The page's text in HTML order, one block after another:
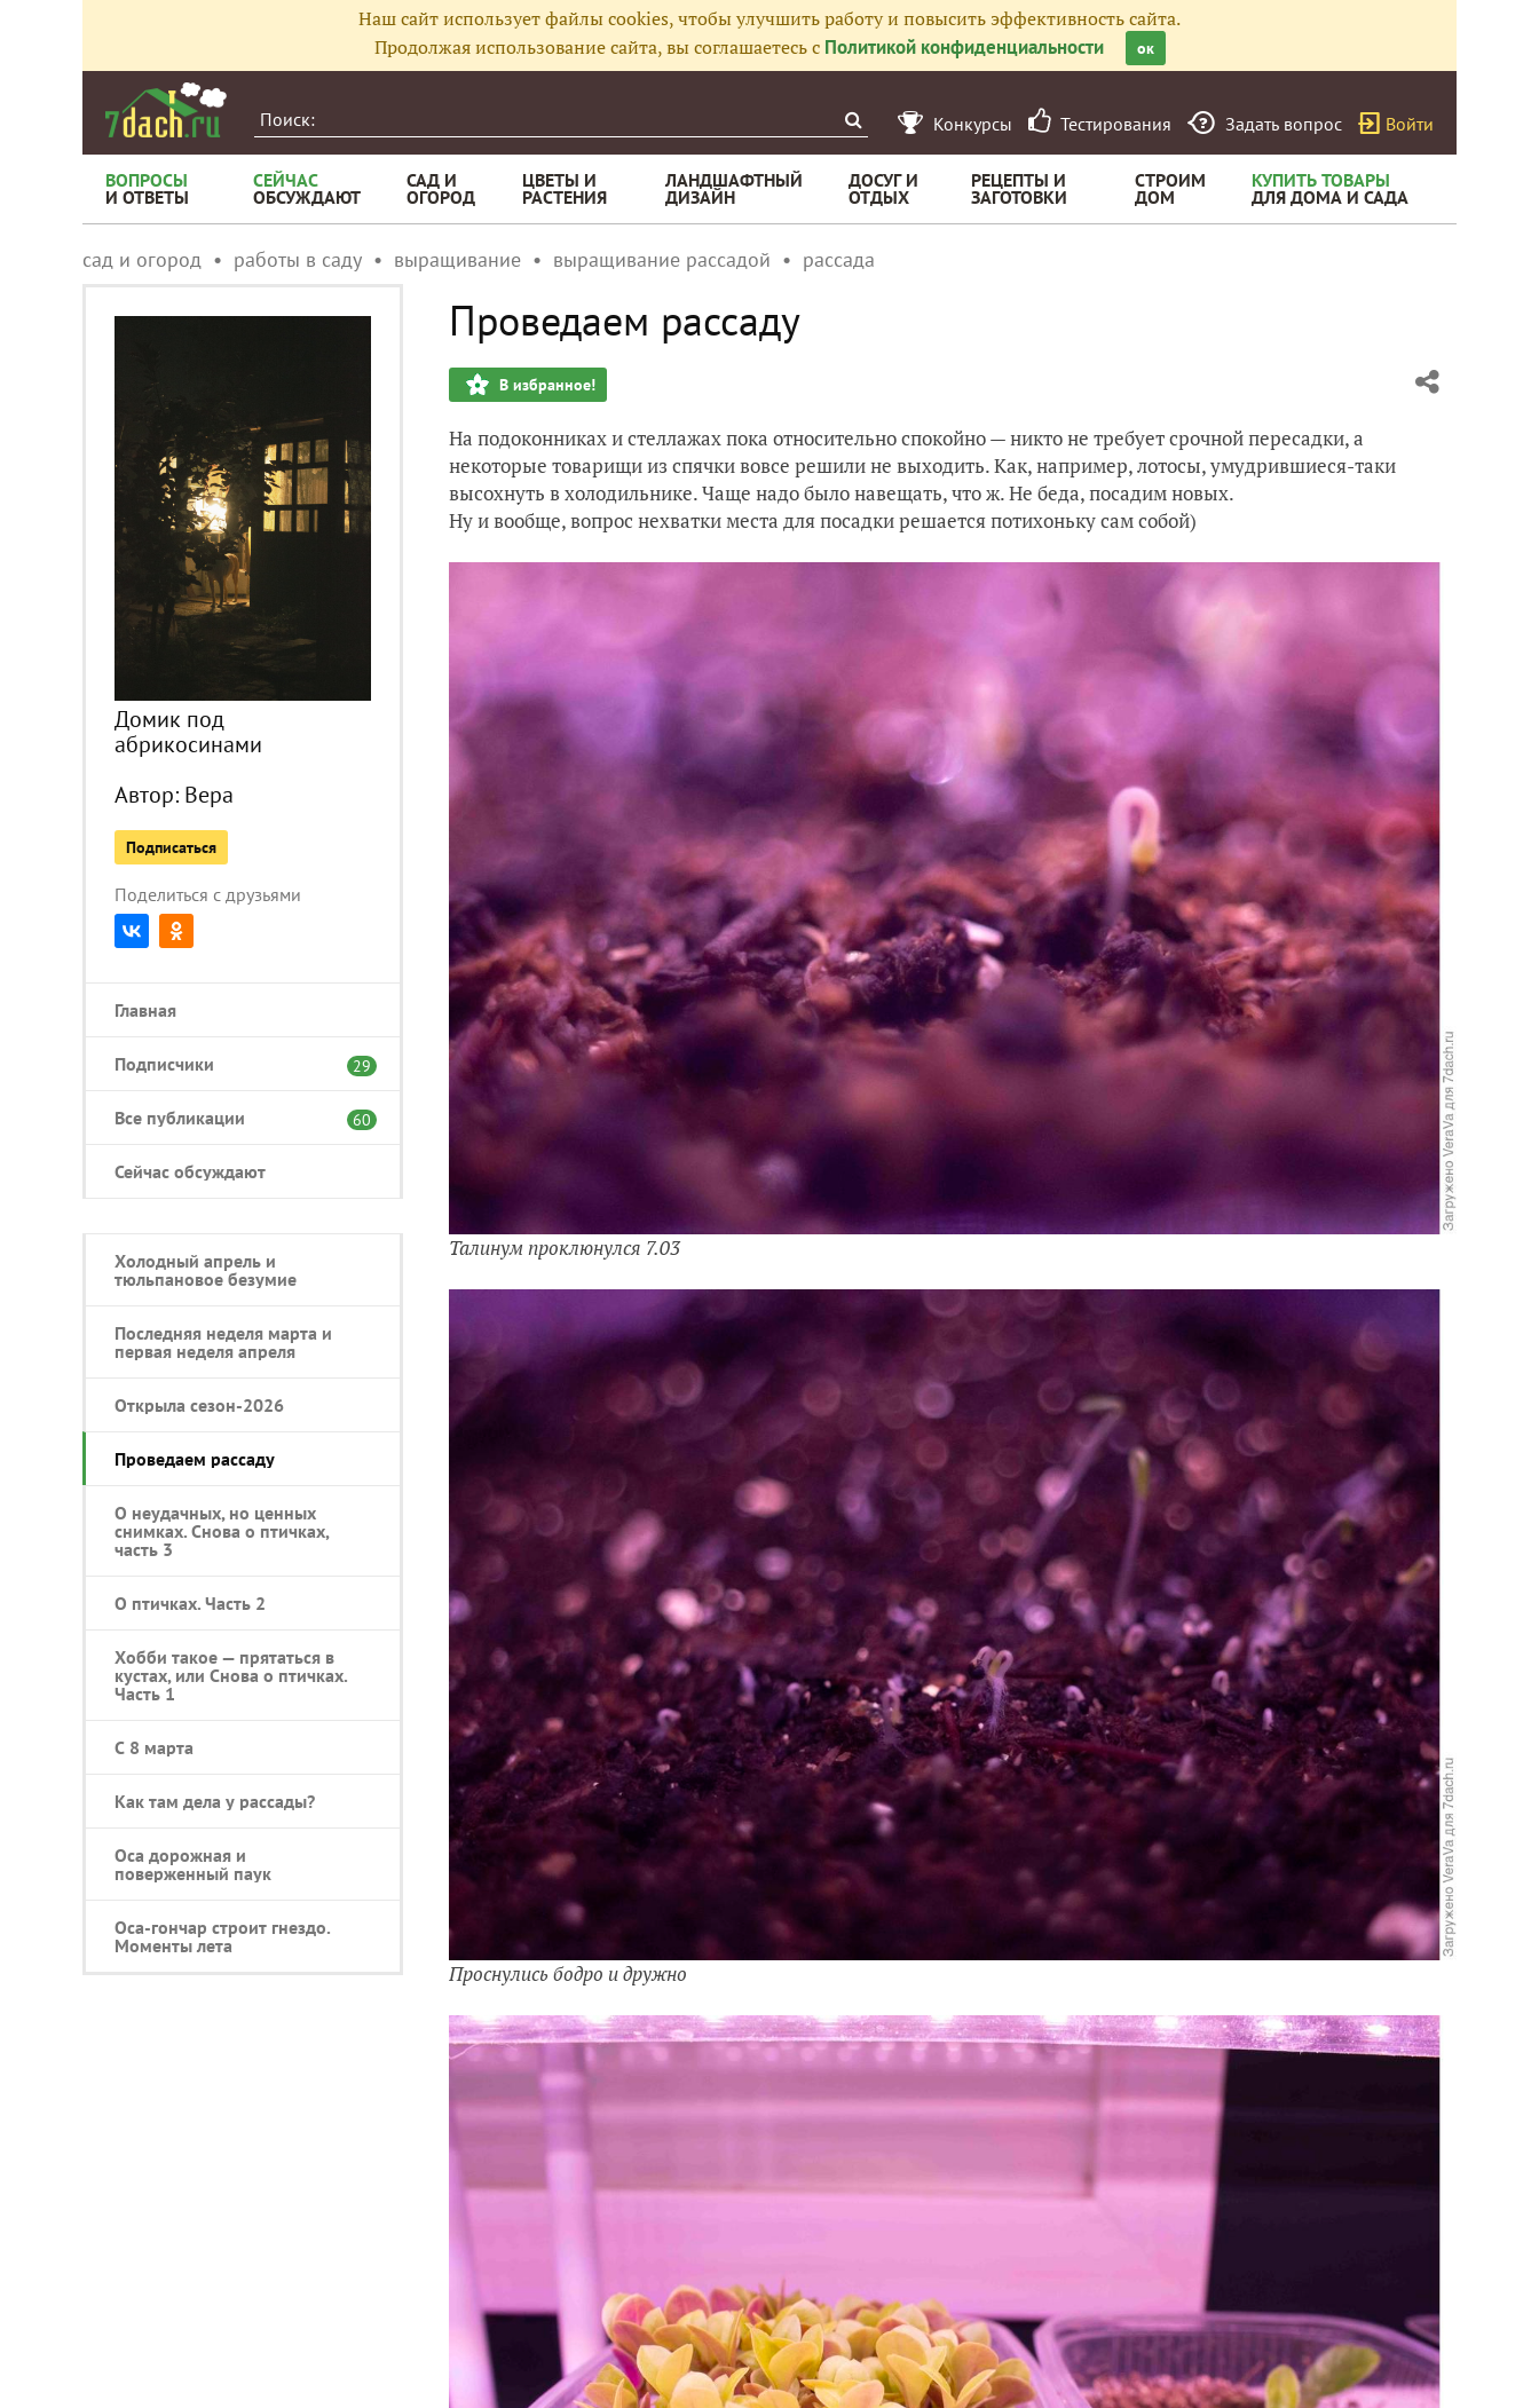
Наш сайт использует файлы cookies, чтобы улучшить работу и повысить эффективность сайта.
Продолжая использование сайта, вы соглашаетесь с Политикой конфиденциальности ок
Конкурсы Тестирования Задать вопрос Войти
ВОПРОСЫ
И ОТВЕТЫ
СЕЙЧАС
ОБСУЖДАЮТ
САД И
ОГОРОД
ЦВЕТЫ И
РАСТЕНИЯ
ЛАНДШАФТНЫЙ
ДИЗАЙН
ДОСУГ И
ОТДЫХ
РЕЦЕПТЫ И
ЗАГОТОВКИ
СТРОИМ
ДОМ
КУПИТЬ ТОВАРЫ
ДЛЯ ДОМА И САДА
сад и огород работы в саду выращивание выращивание рассадой рассада
Домик под
абрикосинами
Автор: Вера
Подписаться
Поделиться с друзьями
Главная
Подписчики 29
Все публикации 60
Сейчас обсуждают
Холодный апрель и
тюльпановое безумие
Последняя неделя марта и
первая неделя апреля
Открыла сезон-2026
Проведаем рассаду
О неудачных, но ценных
снимках. Снова о птичках,
часть 3
О птичках. Часть 2
Хобби такое — прятаться в
кустах, или Снова о птичках.
Часть 1
С 8 марта
Как там дела у рассады?
Оса дорожная и
поверженный паук
Оса-гончар строит гнездо.
Моменты лета
Проведаем рассаду
В избранное!
На подоконниках и стеллажах пока относительно спокойно — никто не требует срочной пересадки, а
некоторые товарищи из спячки вовсе решили не выходить. Как, например, лотосы, умудрившиеся-таки
высохнуть в холодильнике. Чаще надо было навещать, что ж. Не беда, посадим новых.
Ну и вообще, вопрос нехватки места для посадки решается потихоньку сам собой)
Талинум проклюнулся 7.03
Проснулись бодро и дружно